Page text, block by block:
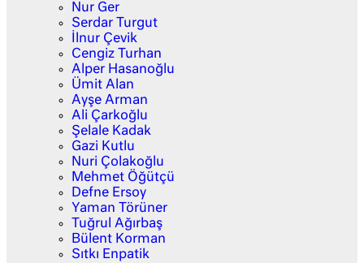
Nur Ger
Serdar Turgut
İlnur Çevik
Cengiz Turhan
Alper Hasanoğlu
Ümit Alan
Ayşe Arman
Ali Çarkoğlu
Şelale Kadak
Gazi Kutlu
Nuri Çolakoğlu
Mehmet Öğütçü
Defne Ersoy
Yaman Törüner
Tuğrul Ağırbaş
Bülent Korman
Sıtkı Enpatik